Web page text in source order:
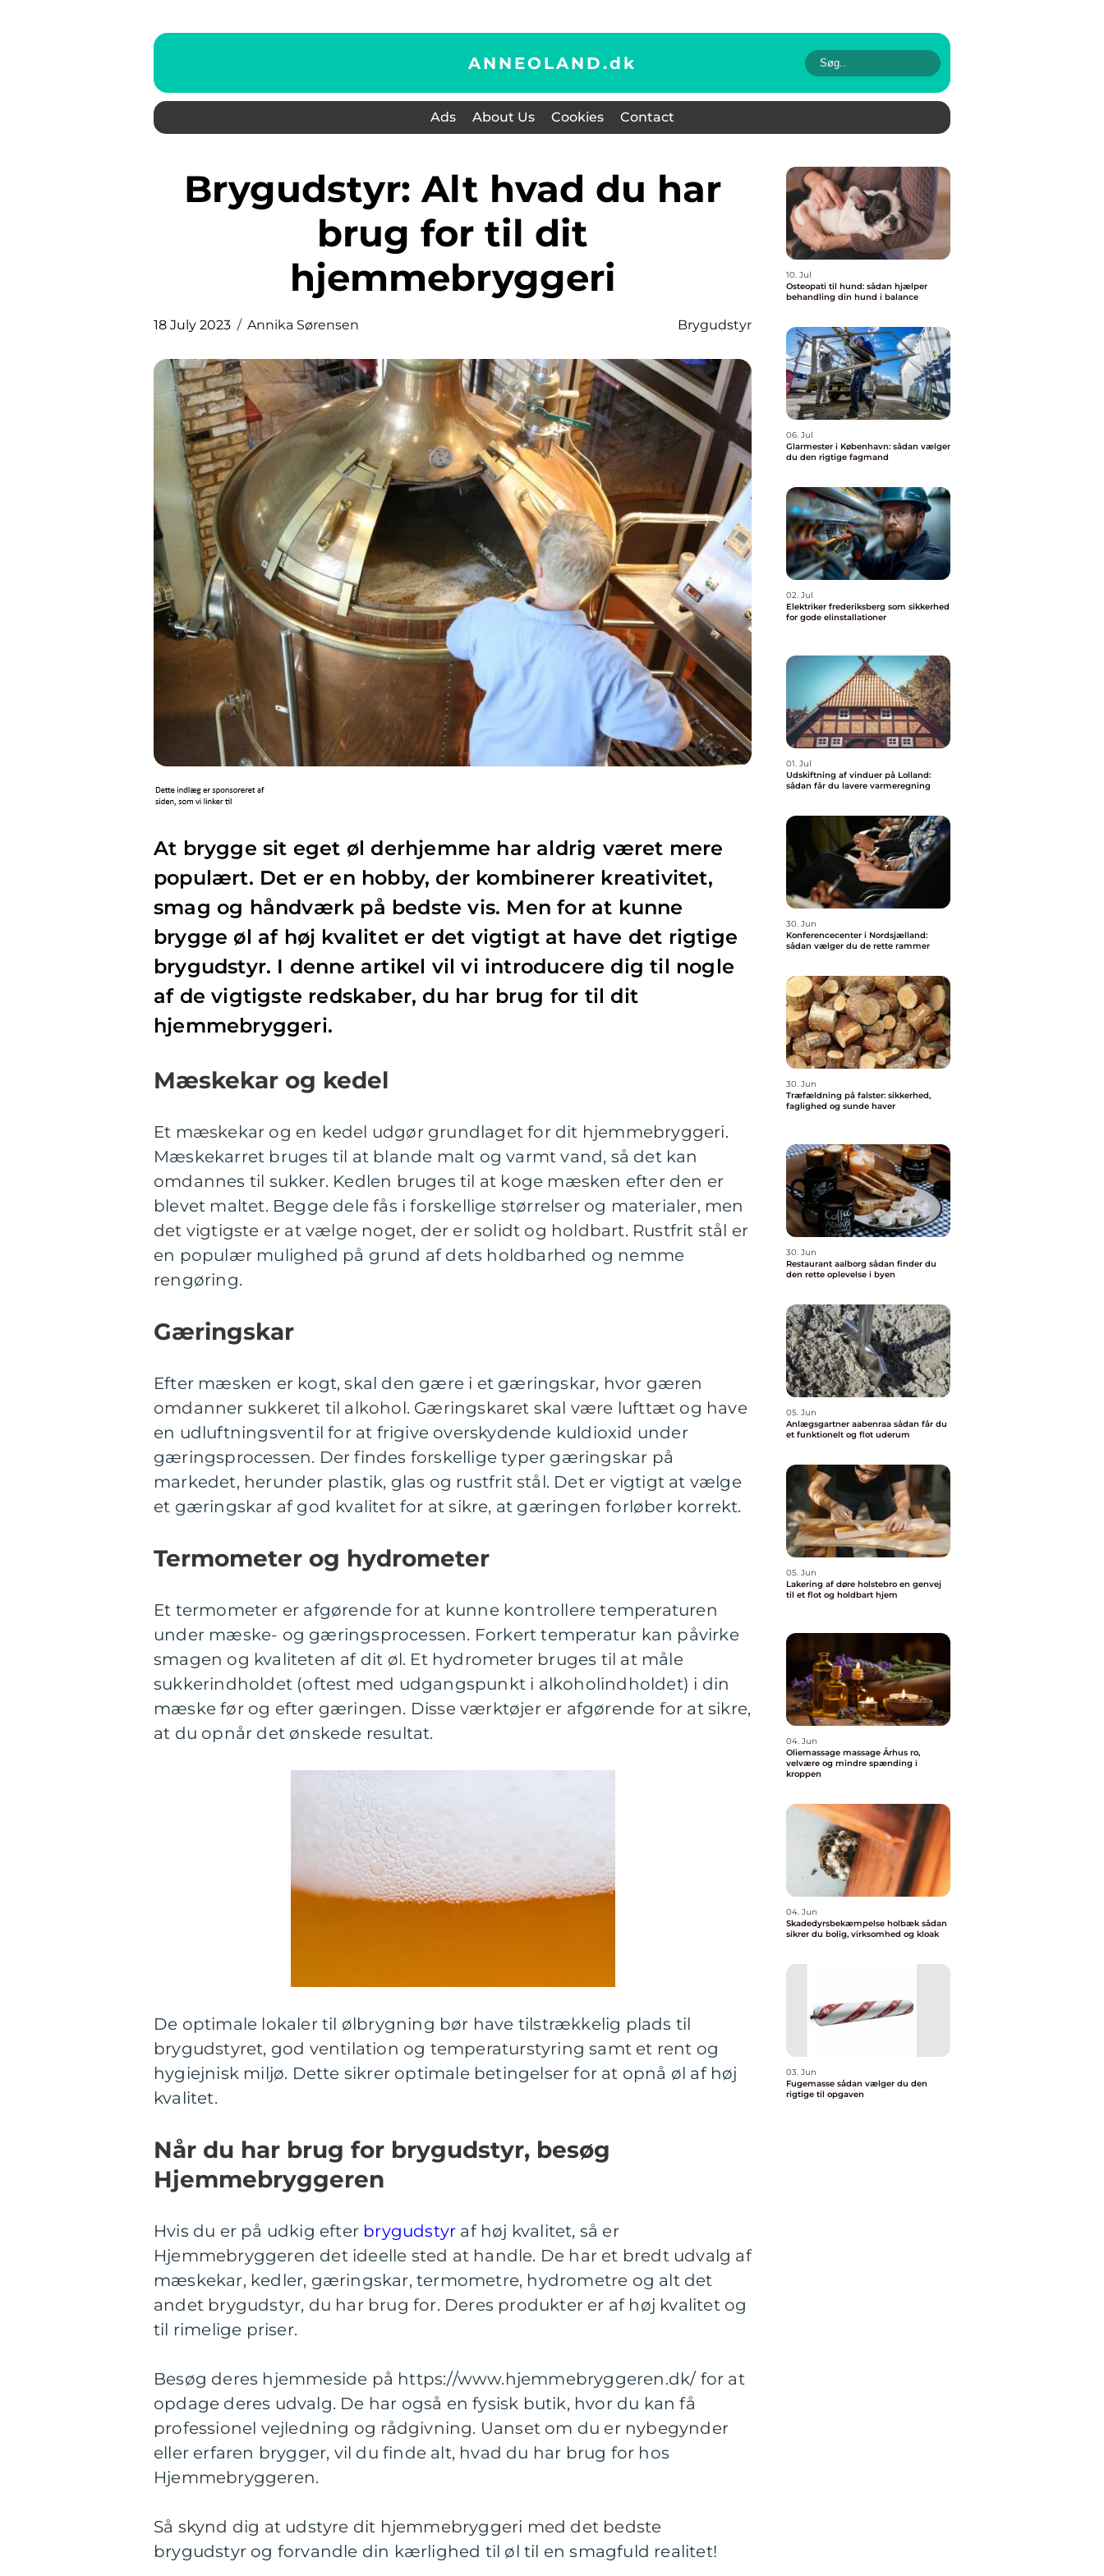
ANNEOLAND.dk
Ads About Us Cookies Contact
Brygudstyr: Alt hvad du har
brug for til dit
hjemmebryggeri
18 July 2023 Annika Sørensen Brygudstyr
At brygge sit eget øl derhjemme har aldrig været mere
populært. Det er en hobby, der kombinerer kreativitet,
smag og håndværk på bedste vis. Men for at kunne
brygge øl af høj kvalitet er det vigtigt at have det rigtige
brygudstyr. I denne artikel vil vi introducere dig til nogle
af de vigtigste redskaber, du har brug for til dit
hjemmebryggeri.
Mæskekar og kedel
Et mæskekar og en kedel udgør grundlaget for dit hjemmebryggeri.
Mæskekarret bruges til at blande malt og varmt vand, så det kan
omdannes til sukker. Kedlen bruges til at koge mæsken efter den er
blevet maltet. Begge dele fås i forskellige størrelser og materialer, men
det vigtigste er at vælge noget, der er solidt og holdbart. Rustfrit stål er
en populær mulighed på grund af dets holdbarhed og nemme
rengøring.
Gæringskar
Efter mæsken er kogt, skal den gære i et gæringskar, hvor gæren
omdanner sukkeret til alkohol. Gæringskaret skal være lufttæt og have
en udluftningsventil for at frigive overskydende kuldioxid under
gæringsprocessen. Der findes forskellige typer gæringskar på
markedet, herunder plastik, glas og rustfrit stål. Det er vigtigt at vælge
et gæringskar af god kvalitet for at sikre, at gæringen forløber korrekt.
Termometer og hydrometer
Et termometer er afgørende for at kunne kontrollere temperaturen
under mæske- og gæringsprocessen. Forkert temperatur kan påvirke
smagen og kvaliteten af dit øl. Et hydrometer bruges til at måle
sukkerindholdet (oftest med udgangspunkt i alkoholindholdet) i din
mæske før og efter gæringen. Disse værktøjer er afgørende for at sikre,
at du opnår det ønskede resultat.
De optimale lokaler til ølbrygning bør have tilstrækkelig plads til
brygudstyret, god ventilation og temperaturstyring samt et rent og
hygiejnisk miljø. Dette sikrer optimale betingelser for at opnå øl af høj
kvalitet.
Når du har brug for brygudstyr, besøg
Hjemmebryggeren
Hvis du er på udkig efter brygudstyr af høj kvalitet, så er
Hjemmebryggeren det ideelle sted at handle. De har et bredt udvalg af
mæskekar, kedler, gæringskar, termometre, hydrometre og alt det
andet brygudstyr, du har brug for. Deres produkter er af høj kvalitet og
til rimelige priser.
Besøg deres hjemmeside på https://www.hjemmebryggeren.dk/ for at
opdage deres udvalg. De har også en fysisk butik, hvor du kan få
professionel vejledning og rådgivning. Uanset om du er nybegynder
eller erfaren brygger, vil du finde alt, hvad du har brug for hos
Hjemmebryggeren.
Så skynd dig at udstyre dit hjemmebryggeri med det bedste
brygudstyr og forvandle din kærlighed til øl til en smagfuld realitet!
10. Jul
Osteopati til hund: sådan hjælper
behandling din hund i balance
06. Jul
Glarmester i København: sådan vælger
du den rigtige fagmand
02. Jul
Elektriker frederiksberg som sikkerhed
for gode elinstallationer
01. Jul
Udskiftning af vinduer på Lolland:
sådan får du lavere varmeregning
30. Jun
Konferencecenter i Nordsjælland:
sådan vælger du de rette rammer
30. Jun
Træfældning på falster: sikkerhed,
faglighed og sunde haver
30. Jun
Restaurant aalborg sådan finder du
den rette oplevelse i byen
05. Jun
Anlægsgartner aabenraa sådan får du
et funktionelt og flot uderum
05. Jun
Lakering af døre holstebro en genvej
til et flot og holdbart hjem
04. Jun
Oliemassage massage Århus ro,
velvære og mindre spænding i
kroppen
04. Jun
Skadedyrsbekæmpelse holbæk sådan
sikrer du bolig, virksomhed og kloak
03. Jun
Fugemasse sådan vælger du den
rigtige til opgaven